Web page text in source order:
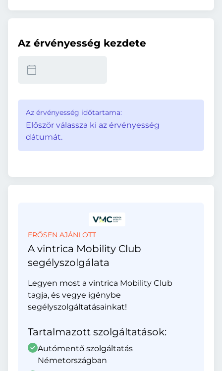
Az érvényesség kezdete
Az érvényesség időtartama:
Először válassza ki az érvényesség
dátumát.
ERŐSEN AJÁNLOTT
A vintrica Mobility Club
segélyszolgálata
Legyen most a vintrica Mobility Club
tagja, és vegye igénybe
segélyszolgáltatásainkat!
Tartalmazott szolgáltatások:
Autómentő szolgáltatás
Németországban